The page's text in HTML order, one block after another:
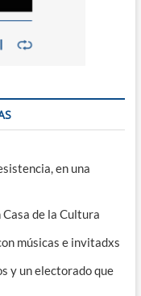
en una
de la Cultura
músicas e invitadxs
y un electorado que